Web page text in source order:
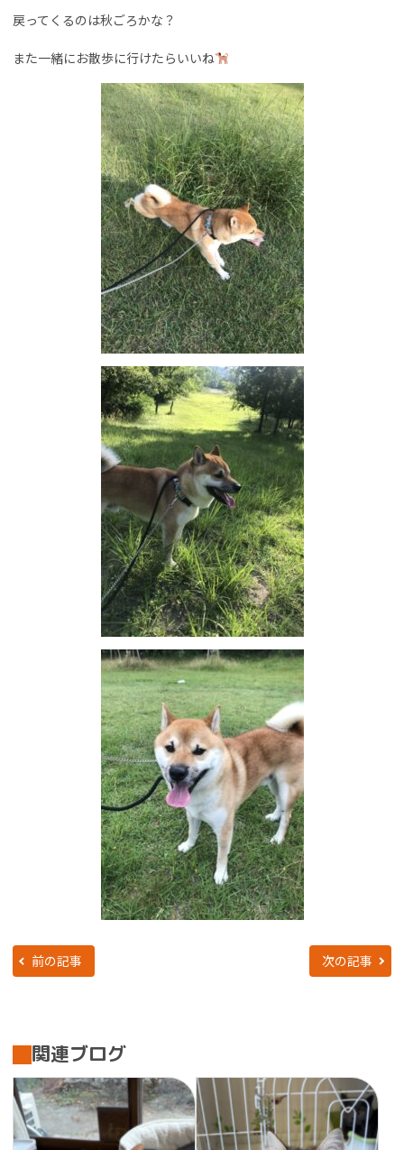
戻ってくるのは秋ごろかな？
また一緒にお散歩に行けたらいいね
前の記事 次の記事
関連ブログ